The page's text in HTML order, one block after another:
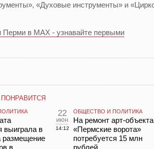
«Духовые инструменты» и
Перми в MAX - узнавайте первыми
выиграла в
размещение
в
22
июн
14:12
ОБЩЕСТВО И ПОЛИТИКА
На ремонт арт-объекта
«Пермские ворота»
потребуется 15 млн
рублей